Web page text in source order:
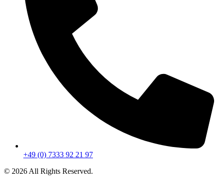
+49 (0) 7333 92 21 97
© 2026 All Rights Reserved.